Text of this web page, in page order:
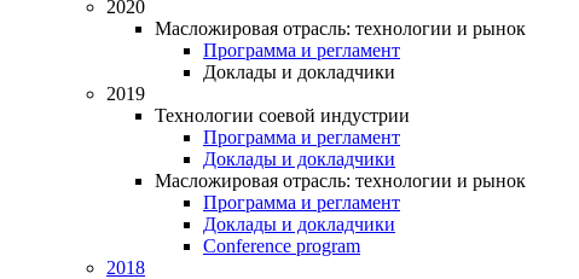
2020
Масложировая отрасль: технологии и рынок
Программа и регламент
Доклады и докладчики
2019
Технологии соевой индустрии
Программа и регламент
Доклады и докладчики
Масложировая отрасль: технологии и рынок
Программа и регламент
Доклады и докладчики
Conference program
2018